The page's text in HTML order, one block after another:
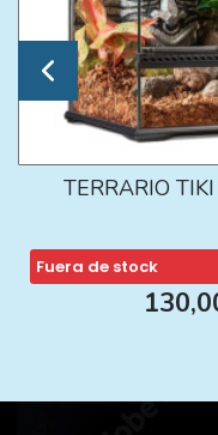
TERRARIO
Fuera de stock